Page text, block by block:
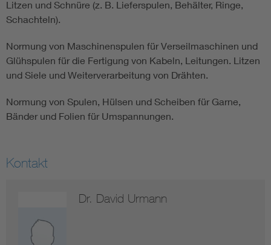
Blitzschutz: DIN EN 62305 in der Übersicht
Cybersecurity in der Industrieautomatisierung
DIN VDE 0100 für sichere Elektroinstallationen
Litzen und Schnüre (z. B. Lieferspulen, Behälter, Ringe,
Schachteln).
Normung von Maschinenspulen für Verseilmaschinen und
Glühspulen für die Fertigung von Kabeln, Leitungen. Litzen
und Siele und Weiterverarbeitung von Drähten.
Normung von Spulen, Hülsen und Scheiben für Garne,
Bänder und Folien für Umspannungen.
Kontakt
Dr. David Urmann